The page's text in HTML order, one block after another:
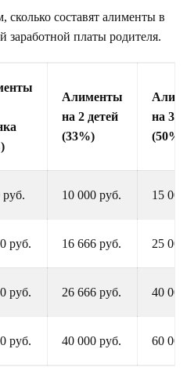
сколько составят алименты в
заработной платы родителя.
Алименты
на 2 детей
(33%)
на 3
(50%)
руб. 10 000 руб. 15
руб. 16 666 руб. 25
руб. 26 666 руб. 40
руб. 40 000 руб. 60